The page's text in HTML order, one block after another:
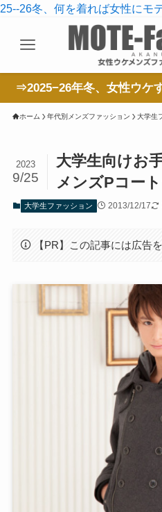
25--26冬、何を着れば女性にモ
⇒2025−26年冬、女性ウケ
ホーム 年代別メンズファッション 大学生
大学生向けお
メンズPコー
2023
9/25
大学生ファッション 2013/12/17
【PR】この記事には広告